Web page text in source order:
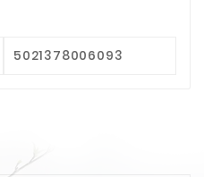
5021378006093